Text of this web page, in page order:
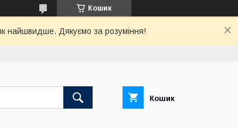
Кошик
найшвидше. Дякуємо за розуміння!
Кошик